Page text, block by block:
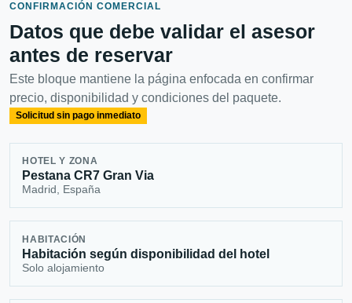
CONFIRMACIÓN COMERCIAL
Datos que debe validar el asesor
antes de reservar
Este bloque mantiene la página enfocada en confirmar
precio, disponibilidad y condiciones del paquete.
Solicitud sin pago inmediato
HOTEL Y ZONA
Pestana CR7 Gran Via
Madrid, España
HABITACIÓN
Habitación según disponibilidad del hotel
Solo alojamiento